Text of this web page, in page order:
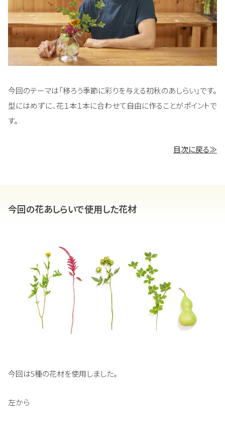
今回のテーマは「移ろう季節に彩りを与える初秋のあしらい」です。
型にはめずに、花１本１本に合わせて自由に作ることがポイントで
す。
目次に戻る≫
今回の花あしらいで使用した花材
今回は5種の花材を使用しました。
左から